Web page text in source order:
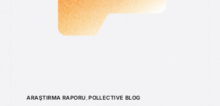
ARAŞTIRMA RAPORU,POLLECTIVE BLOG